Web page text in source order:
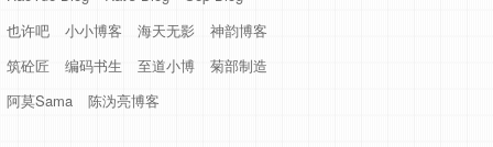
也许吧
小小博客 海天无影
神韵博客
筑砼匠
编码书生 至道小博
菊部制造
阿莫Sama
陈沩亮博客